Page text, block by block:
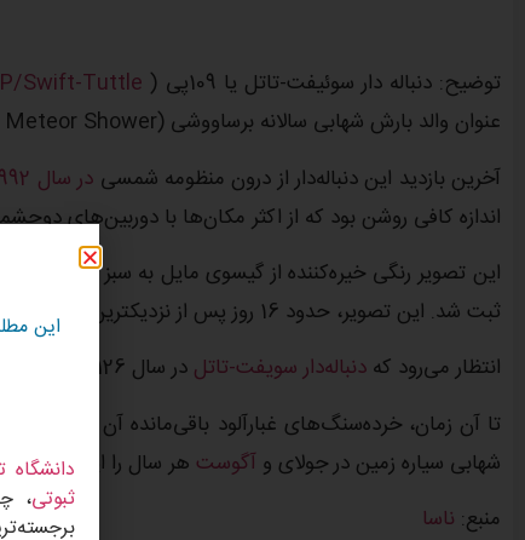
توضیح: دنباله دار سوئیفت-تاتل یا 109پی ( Swift-Tuttle
عنوان والد بارش شهابی سالانه برساووشی (Perseid Meteor Shower) شناخته می‌شود.
آخرین بازدید این دنباله‌دار از درون منظومه شمسی در سال 1992 بود
اندازه کافی روشن بود که از اکثر مکان‌ها با دوربین‌های
این تصویر رنگی خیره‌کننده از گیسوی مایل به سبز سویفت-
ثبت شد. این تصویر، حدود 16 روز پس از نزدیکترین مسیر
انتظار می‌رود که دنباله‌دار سویفت-تاتل در سال 2126 میلادی ظاهری چشمگیر در آسمان شبانه داشته باشد.
تا آن زمان، خرده‌سنگ‌های غبارآلود باقی‌مانده آن در
شهابی سیاره زمین در جولای و آگوست هر سال را ایجاد کنند.
منبع: ناسا
این
ثبوتی،